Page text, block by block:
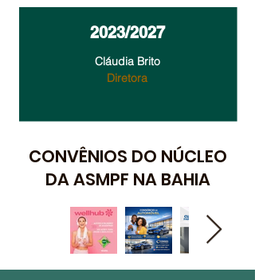
2023/2027
Cláudia Brito
Diretora
CONVÊNIOS DO NÚCLEO
DA ASMPF NA BAHIA